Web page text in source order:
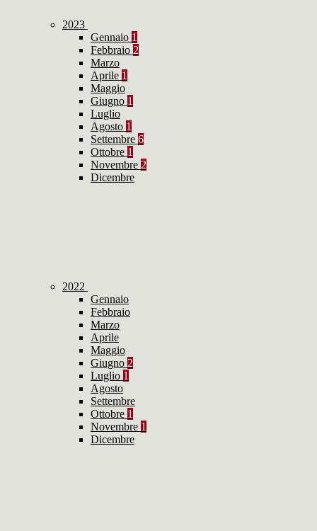
2023
Gennaio 1
Febbraio 2
Marzo
Aprile 1
Maggio
Giugno 1
Luglio
Agosto 1
Settembre 6
Ottobre 1
Novembre 2
Dicembre
2022
Gennaio
Febbraio
Marzo
Aprile
Maggio
Giugno 2
Luglio 1
Agosto
Settembre
Ottobre 1
Novembre 1
Dicembre